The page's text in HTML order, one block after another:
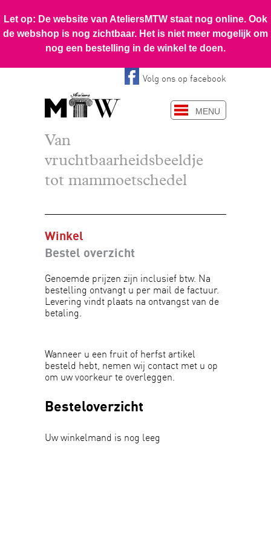
Volg ons op facebook
MENU
Van
vruchtbaarheidsbeeldje
tot mammoetschedel
Winkel
Bestel overzicht
Genoemde prijzen zijn inclusief btw. Na
bestelling ontvangt u per mail de factuur.
Levering vindt plaats na ontvangst van de
betaling.
Wanneer u een fruit of herfst artikel
besteld hebt, nemen wij contact met u op
om uw voorkeur te overleggen.
Besteloverzicht
Uw winkelmand is nog leeg